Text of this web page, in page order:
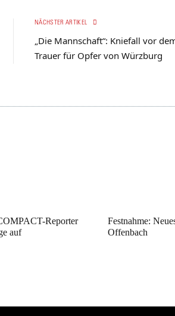
NÄCHSTER ARTIKEL
„Die Mannschaft“: Kniefall vor
Trauer für Opfer von Würzburg
Reporter
auf
Festnahme:
Offenbach